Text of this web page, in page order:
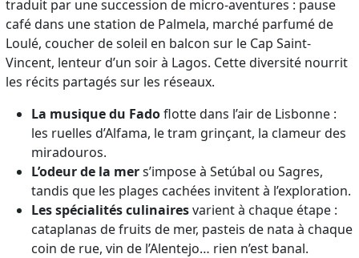
traduit par une succession de micro-aventures : pause
café dans une station de Palmela, marché parfumé de
Loulé, coucher de soleil en balcon sur le Cap Saint-
Vincent, lenteur d’un soir à Lagos. Cette diversité nourrit
les récits partagés sur les réseaux.
La musique du Fadoflotte dans l’air de Lisbonne :
les ruelles d’Alfama, le tram grinçant, la clameur des
miradouros.
L’odeur de la mers’impose à Setúbal ou Sagres,
tandis que les plages cachées invitent à l’exploration.
Les spécialités culinairesvarient à chaque étape :
cataplanas de fruits de mer, pasteis de nata à chaque
coin de rue, vin de l’Alentejo… rien n’est banal.